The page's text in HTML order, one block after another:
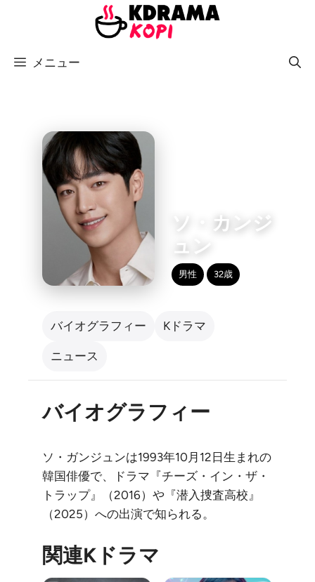
メニュー
ソ・カンジ
ュン
男性 32歳
バイオグラフィー Kドラマ
ニュース
バイオグラフィー
ソ・ガンジュンは1993年10月12日生まれの
韓国俳優で、ドラマ『チーズ・イン・ザ・
トラップ』（2016）や『潜入捜査高校』
（2025）への出演で知られる。
関連Kドラマ